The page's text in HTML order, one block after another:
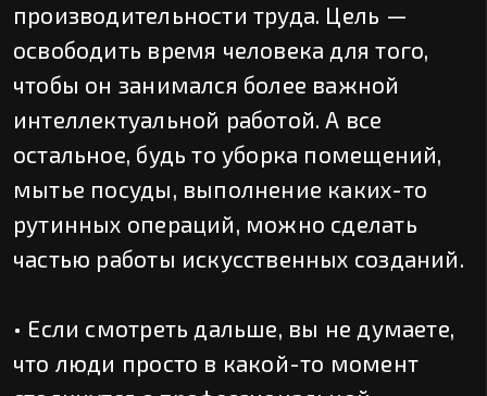
производительности труда. Цель —
освободить время человека для того,
чтобы он занимался более важной
интеллектуальной работой. А все
остальное, будь то уборка помещений,
мытье посуды, выполнение каких-то
рутинных операций, можно сделать
частью работы искусственных созданий.
• Если смотреть дальше, вы не думаете,
что люди просто в какой-то момент